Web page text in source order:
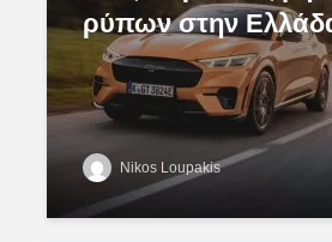
ρύπων στην
Nikos Loupakis